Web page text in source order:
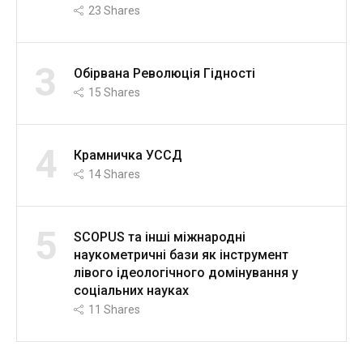
23 Shares
3 Обірвана Революція Гідності
15 Shares
4 Крамничка УССД
14Shares
5
SCOPUS та інші міжнародні
наукометричні бази як інструмент
лівого ідеологічного домінування у
соціальних науках
11 Shares